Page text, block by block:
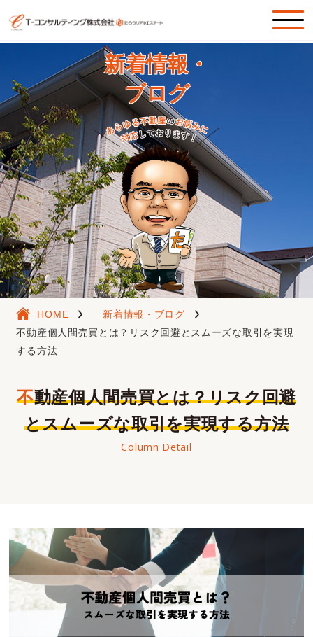
新着情報・
ブログ
HOME
新着情報・ブログ
不動産個人間売買とは？リスク回避とスムーズな取引を実現
する方法
不動産個人間売買とは？リスク回避
とスムーズな取引を実現する方法
Column Detail